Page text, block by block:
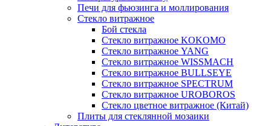
Печи для фьюзинга и моллирования
Стекло витражное
Бой стекла
Стекло витражное KOKOMO
Стекло витражное YANG
Стекло витражное WISSMACH
Стекло витражное BULLSEYE
Стекло витражное SPECTRUM
Стекло витражное UROBOROS
Стекло цветное витражное (Китай)
Плиты для стеклянной мозаики